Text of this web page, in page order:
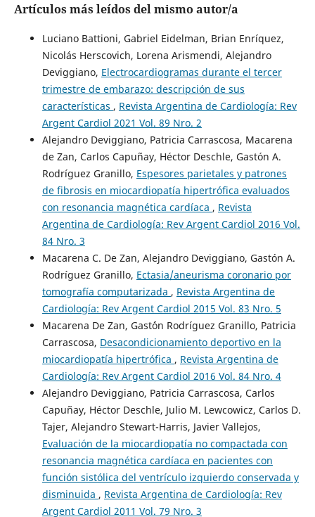
Artículos más leídos del mismo autor/a
Luciano Battioni, Gabriel Eidelman, Brian Enríquez,
Nicolás Herscovich, Lorena Arismendi, Alejandro
Deviggiano, Electrocardiogramas durante el tercer
trimestre de embarazo: descripción de sus
características , Revista Argentina de Cardiología: Rev
Argent Cardiol 2021 Vol. 89 Nro. 2
Alejandro Deviggiano, Patricia Carrascosa, Macarena
de Zan, Carlos Capuñay, Héctor Deschle, Gastón A.
Rodríguez Granillo, Espesores parietales y patrones
de fibrosis en miocardiopatía hipertrófica evaluados
con resonancia magnética cardíaca , Revista
Argentina de Cardiología: Rev Argent Cardiol 2016 Vol.
84 Nro. 3
Macarena C. De Zan, Alejandro Deviggiano, Gastón A.
Rodríguez Granillo, Ectasia/aneurisma coronario por
tomografía computarizada , Revista Argentina de
Cardiología: Rev Argent Cardiol 2015 Vol. 83 Nro. 5
Macarena De Zan, Gast´ón Rodríguez Granillo, Patricia
Carrascosa, Desacondicionamiento deportivo en la
miocardiopatía hipertrófica , Revista Argentina de
Cardiología: Rev Argent Cardiol 2016 Vol. 84 Nro. 4
Alejandro Deviggiano, Patricia Carrascosa, Carlos
Capuñay, Héctor Deschle, Julio M. Lewcowicz, Carlos D.
Tajer, Alejandro Stewart-Harris, Javier Vallejos,
Evaluación de la miocardiopatía no compactada con
resonancia magnética cardíaca en pacientes con
función sistólica del ventrículo izquierdo conservada y
disminuida , Revista Argentina de Cardiología: Rev
Argent Cardiol 2011 Vol. 79 Nro. 3